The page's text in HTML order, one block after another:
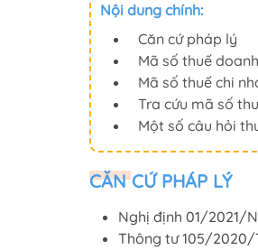
Nội dung chính:
Căn cứ pháp lý
Mã số thuế
Mã số thuế chi
Tra cứu mã số
Một số câu hỏi
CĂN CỨ PHÁP LÝ
Nghị định 01/2021/
Thông tư 105/2020/